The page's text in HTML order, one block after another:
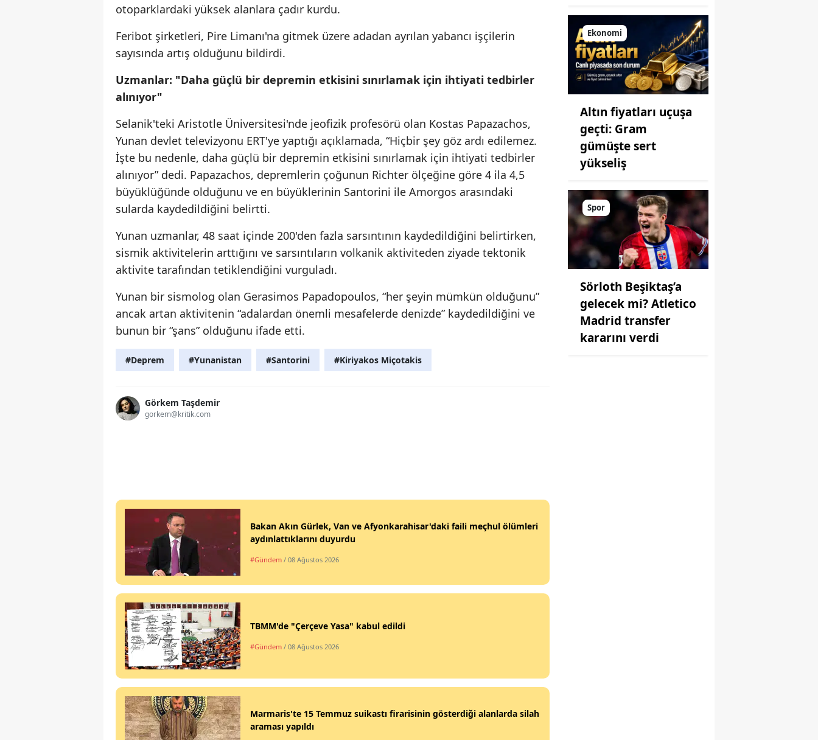
otoparklardaki yüksek alanlara çadır kurdu.
Feribot şirketleri, Pire Limanı'na gitmek üzere adadan ayrılan yabancı işçilerin
sayısında artış olduğunu bildirdi.
Uzmanlar: "Daha güçlü bir depremin etkisini sınırlamak için ihtiyati tedbirler
alınıyor"
Selanik'teki Aristotle Üniversitesi'nde jeofizik profesörü olan Kostas Papazachos,
Yunan devlet televizyonu ERT'ye yaptığı açıklamada, “Hiçbir şey göz ardı edilemez.
İşte bu nedenle, daha güçlü bir depremin etkisini sınırlamak için ihtiyati tedbirler
alınıyor” dedi. Papazachos, depremlerin çoğunun Richter ölçeğine göre 4 ila 4,5
büyüklüğünde olduğunu ve en büyüklerinin Santorini ile Amorgos arasındaki
sularda kaydedildiğini belirtti.
Yunan uzmanlar, 48 saat içinde 200'den fazla sarsıntının kaydedildiğini belirtirken,
sismik aktivitelerin arttığını ve sarsıntıların volkanik aktiviteden ziyade tektonik
aktivite tarafından tetiklendiğini vurguladı.
Yunan bir sismolog olan Gerasimos Papadopoulos, “her şeyin mümkün olduğunu”
ancak artan aktivitenin “adalardan önemli mesafelerde denizde” kaydedildiğini ve
bunun bir “şans” olduğunu ifade etti.
#Deprem #Yunanistan #Santorini #Kiriyakos Miçotakis
Görkem Taşdemir
gorkem@kritik.com
Bakan Akın Gürlek, Van ve Afyonkarahisar'daki faili meçhul ölümleri
aydınlattıklarını duyurdu
#Gündem / 08 Ağustos 2026
TBMM'de "Çerçeve Yasa" kabul edildi
#Gündem / 08 Ağustos 2026
Marmaris'te 15 Temmuz suikastı firarisinin gösterdiği alanlarda silah
araması yapıldı
Ekonomi
Altın fiyatları uçuşa
geçti: Gram
gümüşte sert
yükseliş
Spor
Sörloth Beşiktaş’a
gelecek mi? Atletico
Madrid transfer
kararını verdi